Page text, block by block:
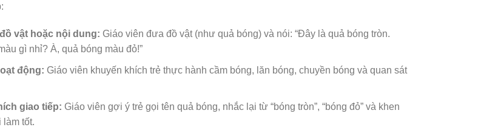
vật hoặc nội dung: Giáo viên đưa đồ vật (như quả bóng) và nói: “Đây là quả bóng tròn.
gì nhỉ? À, quả bóng màu đỏ!”
động: Giáo viên khuyến khích trẻ thực hành cầm bóng, lăn bóng, chuyền bóng và quan sát
giao tiếp: Giáo viên gợi ý trẻ gọi tên quả bóng, nhắc lại từ “bóng tròn”, “bóng đỏ” và khen
làm tốt.